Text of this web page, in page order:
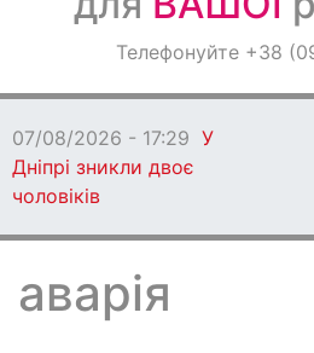
ОголошенняТелефонуйте +38
07/08/2026 - 17:29 У
Дніпрі зникли двоє
чоловіків
аварія